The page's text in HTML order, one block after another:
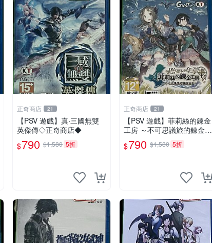
正奇商店 21
【PSV 遊戲】真‧三國無雙
英傑傳◇正奇商店◆
$790 $1,580 5折
正奇商店 21
【PSV 遊戲】菲莉絲的鍊金
工房 ～不可思議旅的鍊金術
士~◇正奇商店◆
$790 $1,580 5折